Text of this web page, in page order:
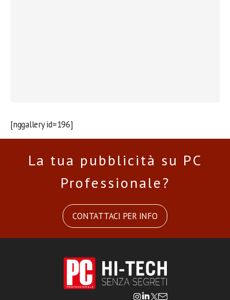
[nggallery id=196]
La tua pubblicità su PC
Professionale?
CONTATTACI PER INFO